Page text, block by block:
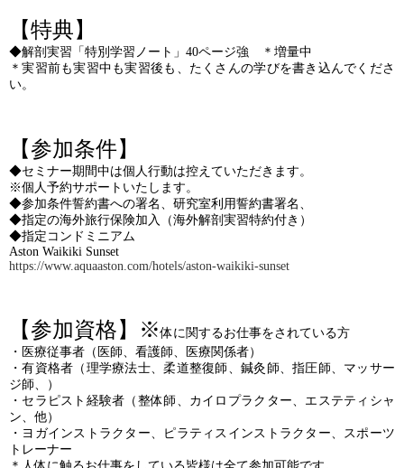
【特典】
◆解剖実習「特別学習ノート」40ページ強 ＊増量中
＊実習前も実習中も実習後も、たくさんの学びを書き込んでくださ
い。
【参加条件】
◆セミナー期間中は個人行動は控えていただきます。
※個人予約サポートいたします。
◆参加条件誓約書への署名、研究室利用誓約書署名、
◆指定の海外旅行保険加入（海外解剖実習特約付き）
◆指定コンドミニアム
Aston Waikiki Sunset
https://www.aquaaston.com/hotels/aston-waikiki-sunset
【参加資格】※体に関するお仕事をされている方
・医療従事者（医師、看護師、医療関係者）
・有資格者（理学療法士、柔道整復師、鍼灸師、指圧師、マッサー
ジ師、）
・セラピスト経験者（整体師、カイロプラクター、エステティシャ
ン、他）
・ヨガインストラクター、ピラティスインストラクター、スポーツ
トレーナー